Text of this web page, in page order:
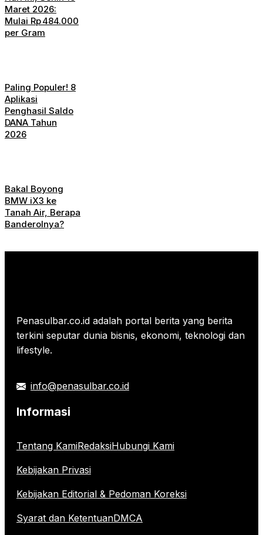
Maret 2026:
Mulai Rp 484.000
per Gram
Paling Populer! 8
Aplikasi
Penghasil Saldo
DANA Tahun
2026
Bakal Boyong
BMW iX3 ke
Tanah Air, Berapa
Banderolnya?
Penasulbar.co.id adalah portal berita yang berita
terkini seputar dunia bisnis, ekonomi, teknologi dan
lifestyle.
info@penasulbar.co.id
Informasi
Tentang KamiRedaksiHubungi Kami
Kebijakan Privasi
Kebijakan Editorial & Pedoman Koreksi
Syarat dan KetentuanDMCA